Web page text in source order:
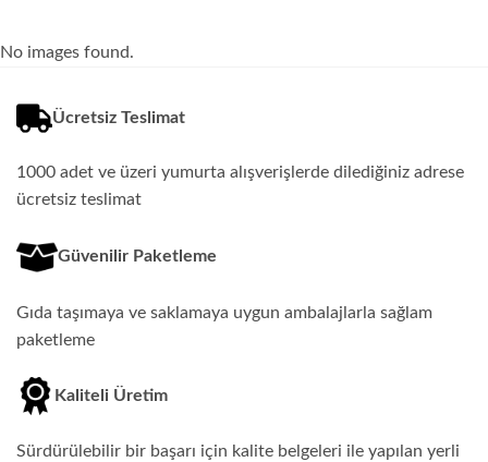
No images found.
Ücretsiz Teslimat
1000 adet ve üzeri yumurta alışverişlerde dilediğiniz adrese
ücretsiz teslimat
Güvenilir Paketleme
Gıda taşımaya ve saklamaya uygun ambalajlarla sağlam
paketleme
Kaliteli Üretim
Sürdürülebilir bir başarı için kalite belgeleri ile yapılan yerli